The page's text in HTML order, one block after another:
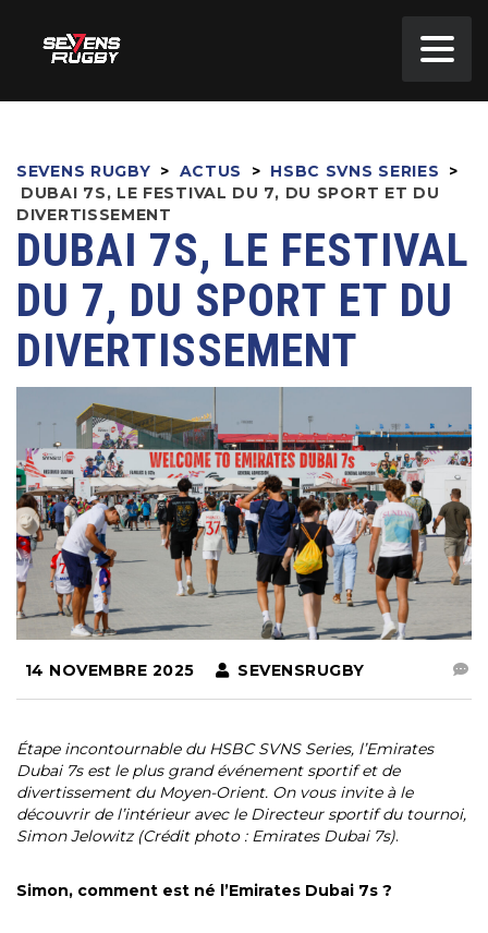
SEVENS RUGBY > ACTUS > HSBC SVNS SERIES
>
DUBAI 7S, LE FESTIVAL DU 7, DU SPORT ET DU
DIVERTISSEMENT
DUBAI 7S, LE FESTIVAL
DU 7, DU SPORT ET DU
DIVERTISSEMENT
14 NOVEMBRE 2025 SEVENSRUGBY
Étape incontournable du HSBC SVNS Series, l’Emirates
Dubai 7s est le plus grand événement sportif et de
divertissement du Moyen-Orient. On vous invite à le
découvrir de l’intérieur avec le Directeur sportif du tournoi,
Simon Jelowitz (Crédit photo : Emirates Dubai 7s).
Simon, comment est né l’Emirates Dubai 7s ?